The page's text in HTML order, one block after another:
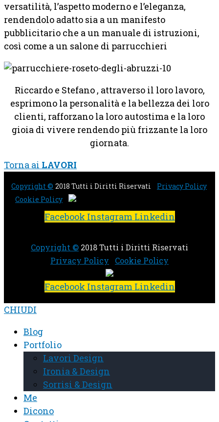
versatilità, l’aspetto moderno e l’eleganza,
rendendolo adatto sia a un manifesto
pubblicitario che a un manuale di istruzioni,
così come a un salone di parrucchieri
Riccardo e Stefano , attraverso il loro lavoro,
esprimono la personalità e la bellezza dei loro
clienti, rafforzano la loro autostima e la loro
gioia di vivere rendendo più frizzante la loro
giornata.
Torna ai LAVORI
Copyright © 2018 Tutti i Diritti Riservati
Privacy Policy
Cookie Policy
Facebook Instagram Linkedin
Copyright © 2018 Tutti i Diritti Riservati
Privacy Policy
Cookie Policy
Facebook Instagram Linkedin
CHIUDI
Blog
Portfolio
Lavori Design
Ironia & Design
Sorrisi & Design
Me
Dicono